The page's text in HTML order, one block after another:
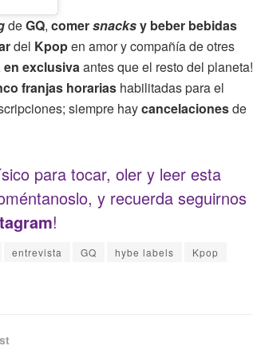
deGQ, comersnacksy beber bebidas
del Kpopen amor y compañía de otres
en exclusivaantes que el resto del planeta!
franjas horarias habilitadas para el
siempre haycancelacionesde
para tocar, oler y leer esta
y recuerda seguirnos
!
entrevista GQ hybe labels
Kpop